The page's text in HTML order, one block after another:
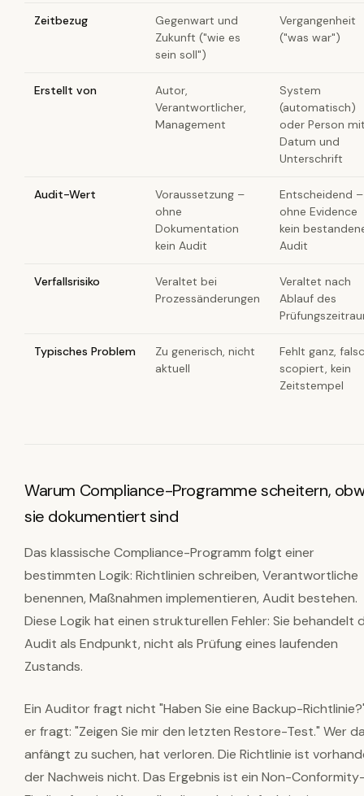
Zeitbezug
Gegenwart und
Zukunft ("wie es
sein soll")
Vergangenheit
("was war")
Erstellt von
Autor,
Verantwortlicher,
Management
System
(automatisch)
oder Person
Datum und
Unterschrift
Audit-Wert
Voraussetzung –
ohne
Dokumentation
kein Audit
Entscheidend –
ohne Evidence
kein
Audit
Verfallsrisiko
Veraltet bei
Prozessänderungen
Veraltet nach
Ablauf des
Typisches Problem
Zu generisch, nicht
aktuell
Fehlt ganz,
scopiert, kein
Zeitstempel
Warum Compliance-Programme scheitern,
sie dokumentiert sind
Das klassische Compliance-Programm folgt einer
bestimmten Logik: Richtlinien schreiben, Verantwortliche
benennen, Maßnahmen implementieren, Audit bestehen.
Diese Logik hat einen strukturellen Fehler: Sie behandelt
Audit als Endpunkt, nicht als Prüfung eines laufenden
Zustands.
Ein Auditor fragt nicht "Haben Sie eine Backup-
er fragt: "Zeigen Sie mir den letzten Restore-Test." Wer
anfängt zu suchen, hat verloren. Die Richtlinie ist
der Nachweis nicht. Das Ergebnis ist ein Non-